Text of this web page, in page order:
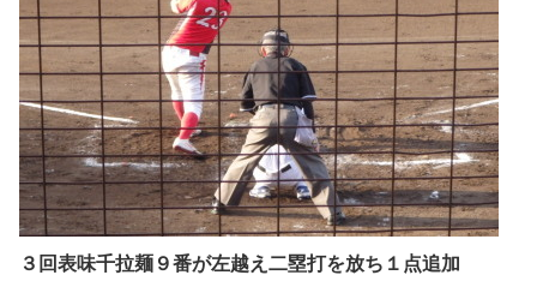
３回表味千拉麺９番が左越え二塁打を放ち１点追加